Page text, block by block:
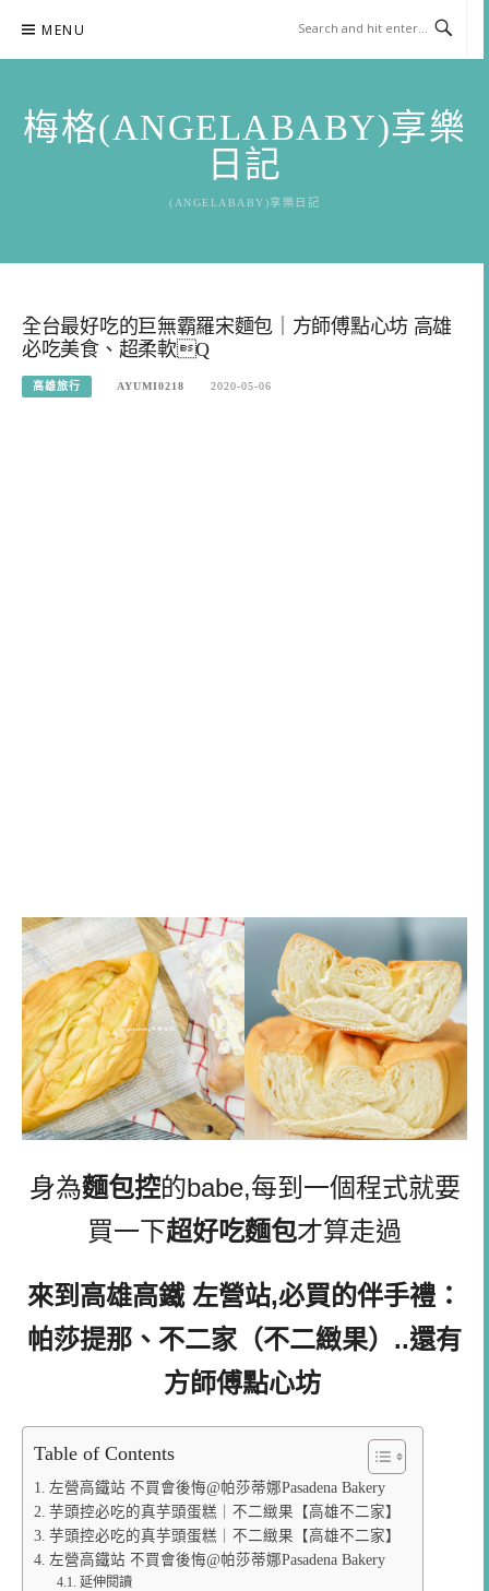
content
MENU
梅格(ANGELABABY)享樂
日記
(ANGELABABY)享樂日記
全台最好吃的巨無霸羅宋麵包｜方師傅點心坊 高雄
必吃美食、超柔軟Q
高雄旅行 AYUMI0218 2020-05-06
身為麵包控的babe,每到一個程式就要
買一下超好吃麵包才算走過
來到高雄高鐵 左營站,必買的伴手禮：
帕莎提那、不二家（不二緻果）..還有
方師傅點心坊
Table of Contents
左營高鐵站 不買會後悔@帕莎蒂娜Pasadena Bakery
芋頭控必吃的真芋頭蛋糕｜不二緻果【高雄不二家】
芋頭控必吃的真芋頭蛋糕｜不二緻果【高雄不二家】
左營高鐵站 不買會後悔@帕莎蒂娜Pasadena Bakery
延伸閱讀